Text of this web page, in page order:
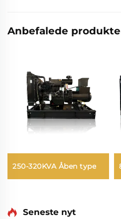
Anbefalede
250-320KVA Åben type
Seneste nyt